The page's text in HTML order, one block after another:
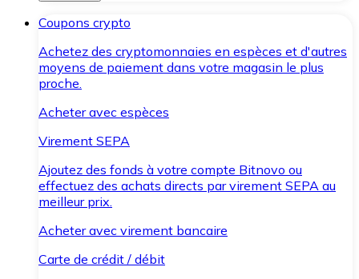
Coupons crypto
Achetez des cryptomonnaies en espèces et d'autres
moyens de paiement dans votre magasin le plus
proche.
Acheter avec espèces
Virement SEPA
Ajoutez des fonds à votre compte Bitnovo ou
effectuez des achats directs par virement SEPA au
meilleur prix.
Acheter avec virement bancaire
Carte de crédit / débit